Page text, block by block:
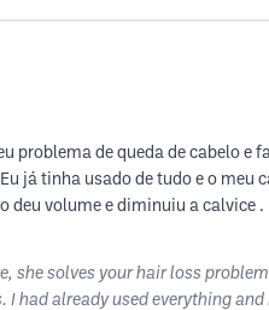
problema de queda de cabelo
já tinha usado de tudo e o
deu volume e diminuiu a
she solves your hair loss
I had already used everything